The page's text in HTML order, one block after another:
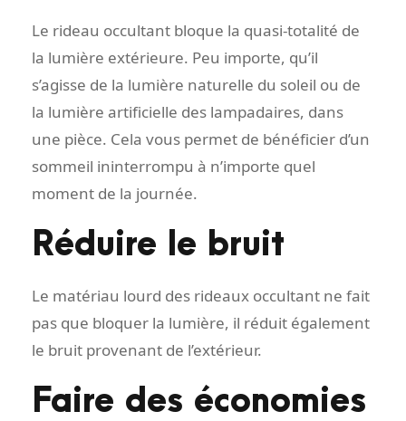
Le rideau occultant bloque la quasi-totalité de
la lumière extérieure. Peu importe, qu’il
s’agisse de la lumière naturelle du soleil ou de
la lumière artificielle des lampadaires, dans
une pièce. Cela vous permet de bénéficier d’un
sommeil ininterrompu à n’importe quel
moment de la journée.
Réduire le bruit
Le matériau lourd des rideaux occultant ne fait
pas que bloquer la lumière, il réduit également
le bruit provenant de l’extérieur.
Faire des économies